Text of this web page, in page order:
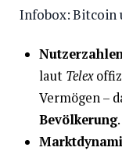
Infobox: Bitcoin
laut Telex
Vermögen –
Bevölkerung.